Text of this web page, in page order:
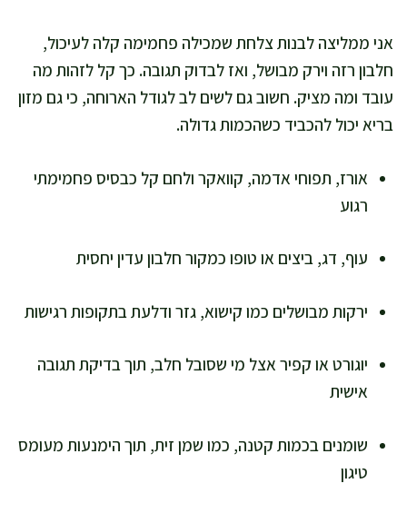
אני ממליצה לבנות צלחת שמכילה פחמימה קלה לעיכול,
חלבון רזה וירק מבושל, ואז לבדוק תגובה. כך קל לזהות מה
עובד ומה מציק. חשוב גם לשים לב לגודל הארוחה, כי גם מזון
בריא יכול להכביד כשהכמות גדולה.
אורז, תפוחי אדמה, קוואקר ולחם קל כבסיס פחמימתי
רגוע
עוף, דג, ביצים או טופו כמקור חלבון עדין יחסית
ירקות מבושלים כמו קישוא, גזר ודלעת בתקופות רגישות
יוגורט או קפיר אצל מי שסובל חלב, תוך בדיקת תגובה
אישית
שומנים בכמות קטנה, כמו שמן זית, תוך הימנעות מעומס
טיגון